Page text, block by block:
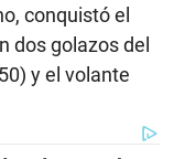
conquistó el
dos golazos del
y el volante